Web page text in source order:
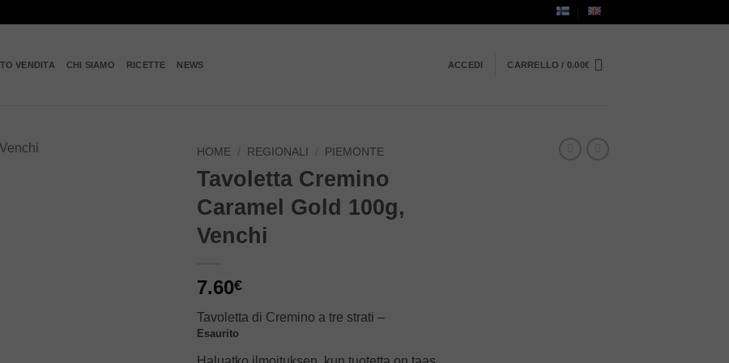
VENDITA CHI SIAMO RICETTE NEWS ACCEDI CARRELLO / 0.00€
HOME / REGIONALI / PIEMONTE
Tavoletta Cremino
Caramel Gold 100g,
Venchi
7.60€
Tavoletta di Cremino a tre strati –
Esaurito